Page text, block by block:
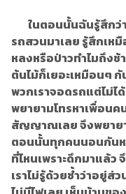
ในตอนนั้นฉันรู้สึกว่า
รถสวนมาเลย รู้สึกเห
หลงหรือป่าวทำไมถึงช้
ต้นไม้ก็เยอะเหมือนๆ
พวกเราจอดรถแต่ไม่ไ
พยายามโทรหาเพื่อนค
สัญญาณเลย จึงพยาย
ตอนนั้นทุกคนนอนกันห
ที่ไหนเพราะดึกมาแล้
เราไม่รู้ด้วยซ้ำว่าอยู่ส่